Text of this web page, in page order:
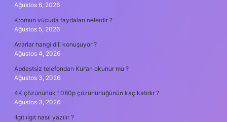
Ağustos 6, 2026
Kromun vücuda faydaları nelerdir ?
Ağustos 5, 2026
Avarlar hangi dili konuşuyor ?
Ağustos 4, 2026
Abdestsiz telefondan Kur’an okunur mu ?
Ağustos 3, 2026
4K çözünürlük 1080p çözünürlüğünün kaç katıdır ?
Ağustos 3, 2026
Ilgıt ılgıt nasıl yazılır ?